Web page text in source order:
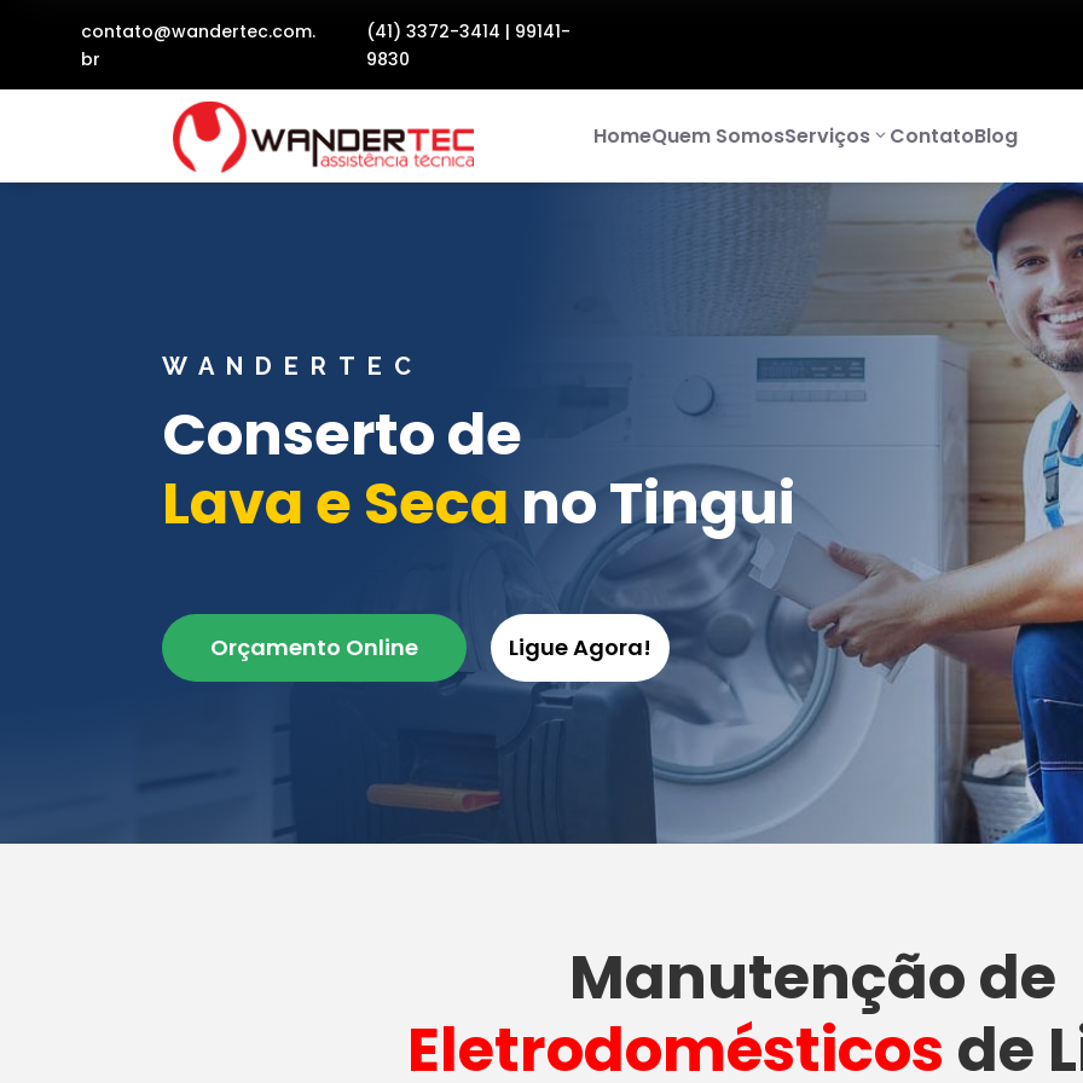
contato@wandertec.com.
br
(41) 3372-3414 | 99141-
9830
HomeQuem SomosServiços ContatoBlog
WANDERTEC
Conserto de
Lava e Seca no Tingui
Orçamento Online Ligue Agora!
Manutençãode
Eletrodomésticos de